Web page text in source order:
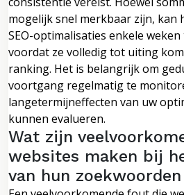
mogelijk snel merkbaar zijn, kan
SEO-optimalisaties enkele
voordat ze volledig tot uiting
ranking. Het is belangrijk om
voortgang regelmatig te
langetermijneffecten van uw
kunnen evalueren.
Wat zijn
websites maken bij
van hun